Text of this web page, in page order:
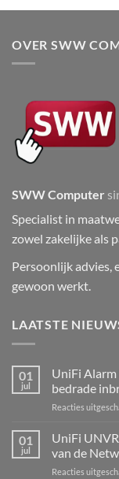
OVER SWW
SWW Computer
Specialist in
zowel zakelijke als
Persoonlijk advies,
gewoon werkt.
LAATSTE
01
jul
UniFi
bedrade
Reacties
01
jul
UniFi
van de
Reacties